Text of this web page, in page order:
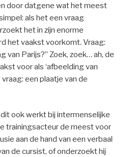
door datgene wat het meest
als het een vraag
het in zijn enorme
het vaakst voorkomt. Vraag:
van Parijs?” Zoek, zoek… ah, de
voor als ‘afbeelding van
een plaatje van de
ook werkt bij intermenselijke
trainingsacteur de meest voor
aan de hand van een verbaal
de cursist, of onderzoekt hij